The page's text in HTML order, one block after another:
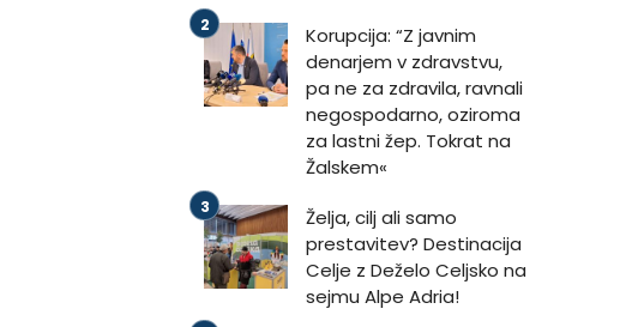
Korupcija: “Z javnim
denarjem v zdravstvu,
pa ne za zdravila, ravnali
negospodarno, oziroma
za lastni žep. Tokrat na
Žalskem«
Želja, cilj ali samo
prestavitev? Destinacija
Celje z Deželo Celjsko na
sejmu Alpe Adria!